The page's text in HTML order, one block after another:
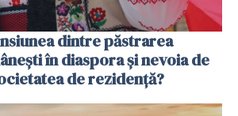
dintre păstrarea
în diaspora și nevoia de
de rezidență?